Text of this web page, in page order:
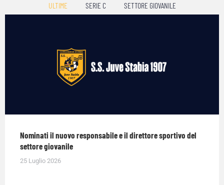
ULTIME SERIE C SETTORE GIOVANILE
Nominati il nuovo responsabile e il direttore sportivo del
settore giovanile
25 Luglio 2026